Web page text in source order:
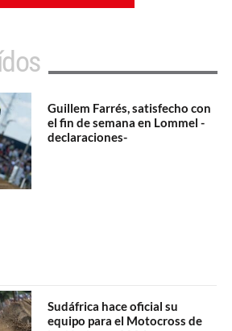
Guillem Farrés, satisfecho con
el fin de semana en Lommel -
declaraciones-
Sudáfrica hace oficial su
equipo para el Motocross de